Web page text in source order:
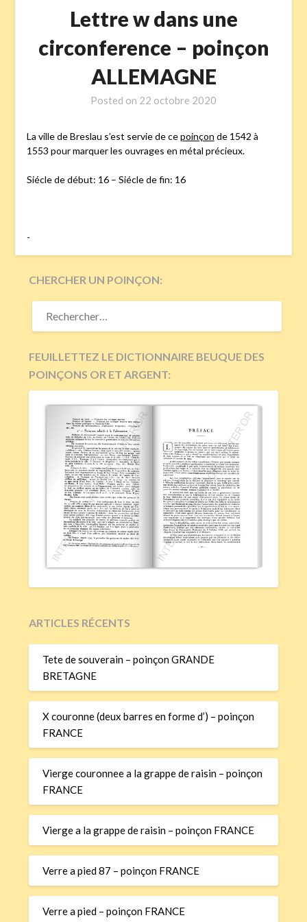
Lettre w dans une
circonference – poinçon
ALLEMAGNE
Posted on 22 octobre 2020
La ville de Breslau s’est servie de cepoinçon de 1542 à
1553 pour marquer les ouvrages en métal précieux.
Siécle de début: 16 – Siécle de fin: 16
-
CHERCHER UN POINÇON:
RECHERCHER :
FEUILLETTEZ LE DICTIONNAIRE BEUQUE DES
POINÇONS OR ET ARGENT:
ARTICLES RÉCENTS
Tete de souverain – poinçon GRANDE
BRETAGNE
X couronne (deux barres en forme d’) – poinçon
FRANCE
Vierge couronnee a la grappe de raisin – poinçon
FRANCE
Vierge a la grappe de raisin – poinçon FRANCE
Verre a pied 87 – poinçon FRANCE
Verre a pied – poinçon FRANCE